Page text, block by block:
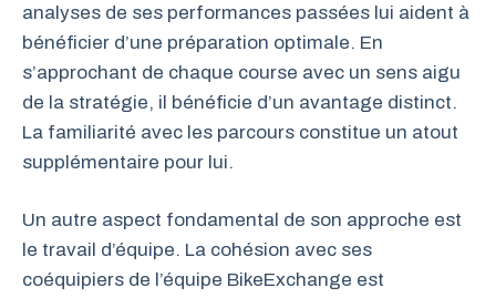
analyses de ses performances passées lui aident à
bénéficier d’une préparation optimale. En
s’approchant de chaque course avec un sens aigu
de la stratégie, il bénéficie d’un avantage distinct.
La familiarité avec les parcours constitue un atout
supplémentaire pour lui.
Un autre aspect fondamental de son approche est
le travail d’équipe. La cohésion avec ses
coéquipiers de l’équipe BikeExchange est